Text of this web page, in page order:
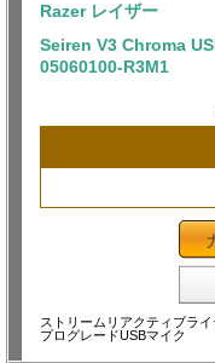
Razer レイザー
Seiren V3 Chroma
05060100-R3M1
ストリームリアクティブラ
プログレードUSBマイク